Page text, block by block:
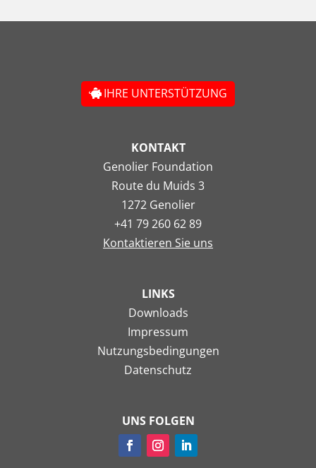
IHRE UNTERSTÜTZUNG
KONTAKT
Genolier Foundation
Route du Muids 3
1272 Genolier
+41 79 260 62 89
Kontaktieren Sie uns
LINKS
Downloads
Impressum
Nutzungsbedingungen
Datenschutz
UNS FOLGEN